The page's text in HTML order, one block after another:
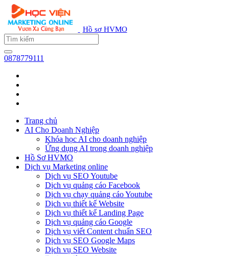
Hồ sơ HVMO
0878779111
Trang chủ
AI Cho Doanh Nghiệp
Khóa học AI cho doanh nghiệp
Ứng dụng AI trong doanh nghiệp
Hồ Sơ HVMO
Dịch vụ Marketing online
Dịch vụ SEO Youtube
Dịch vụ quảng cáo Facebook
Dịch vụ chạy quảng cáo Youtube
Dịch vụ thiết kế Website
Dịch vụ thiết kế Landing Page
Dịch vụ quảng cáo Google
Dịch vụ viết Content chuẩn SEO
Dịch vụ SEO Google Maps
Dịch vụ SEO Website